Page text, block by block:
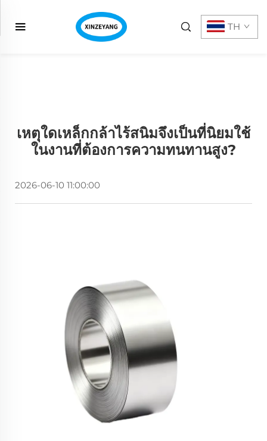
TH
เหตุใดเหล็กกล้าไร้สนิมจึงเป็นที่นิยมใช้
ในงานที่ต้องการความทนทานสูง?
2026-06-10 11:00:00